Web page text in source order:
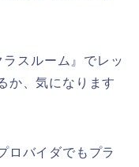
スルーム』でレッ
か、気になります
ロバイダでもプラ